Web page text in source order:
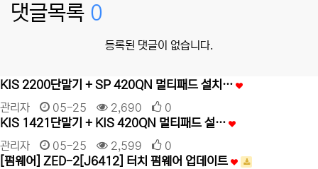
댓글목록 0
등록된 댓글이 없습니다.
KIS 2200단말기 + SP 420QN 멀티패드 설치…
관리자 05-25 2,690 0
KIS 1421단말기 + KIS 420QN 멀티패드 설…
관리자 05-25 2,599 0
[펌웨어] ZED-2[J6412] 터치 펌웨어 업데이트